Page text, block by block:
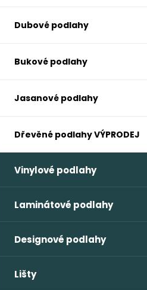
Dubové podlahy
Bukové podlahy
Jasanové podlahy
Dřevěné podlahy VÝPRODEJ
Vinylové podlahy
Laminátové podlahy
Designové podlahy
Lišty